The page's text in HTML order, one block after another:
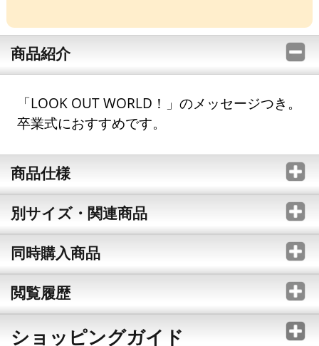
商品紹介
「LOOK OUT WORLD！」のメッセージつき。
卒業式におすすめです。
商品仕様
別サイズ・関連商品
同時購入商品
閲覧履歴
ショッピングガイド